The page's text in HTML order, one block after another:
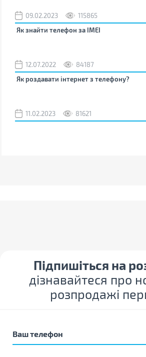
09.02.2023
115865
Як знайти телефон за IMEI
12.07.2022
84187
Як роздавати інтернет з телефону?
11.02.2023 81621
Підпишіться на
дізнавайтеся про
розпродажі